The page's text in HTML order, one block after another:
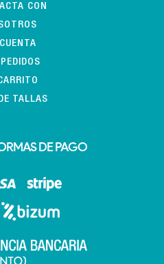
CON
TALLAS
DE PAGO